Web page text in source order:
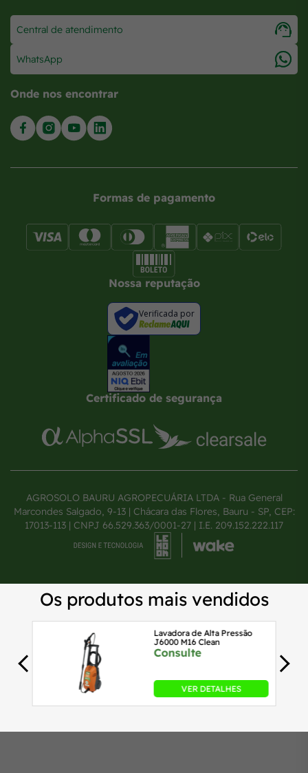
Central de atendimento
WhatsApp
Onde nos encontrar
Formas de pagamento
Nossa reputação
Verificada por
Certificado de segurança
AGROSOLO BAURU AGROPECUÁRIA LTDA - Rua General
Marcondes Salgado, 9-13 | Chácara das Flores, Bauru - SP, CEP:
17013-113 | CNPJ 66.529.363/0001-27 | I.E. 209.152.222.117